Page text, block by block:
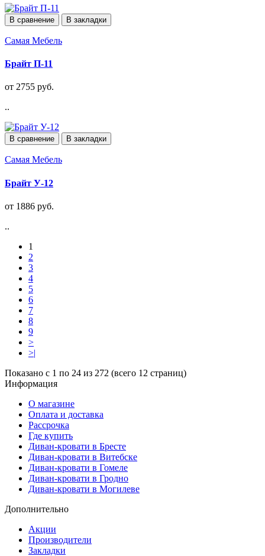
В сравнение В закладки
Самая Мебель
Брайт П-11
от 2755 руб.
..
В сравнение В закладки
Самая Мебель
Брайт У-12
от 1886 руб.
..
1
2
3
4
5
6
7
8
9
>
>|
Показано с 1 по 24 из 272 (всего 12 страниц)
Информация
О магазине
Оплата и доставка
Рассрочка
Где купить
Диван-кровати в Бресте
Диван-кровати в Витебске
Диван-кровати в Гомеле
Диван-кровати в Гродно
Диван-кровати в Могилеве
Дополнительно
Акции
Производители
Закладки